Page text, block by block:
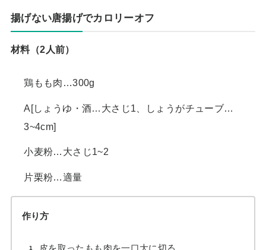
揚げない唐揚げでカロリーオフ
材料（2人前）
鶏もも肉…300g
A[しょうゆ・酒…大さじ1、しょうがチューブ…
3~4cm]
小麦粉…大さじ1~2
片栗粉…適量
作り方
皮を取ったもも肉を一口大に切る